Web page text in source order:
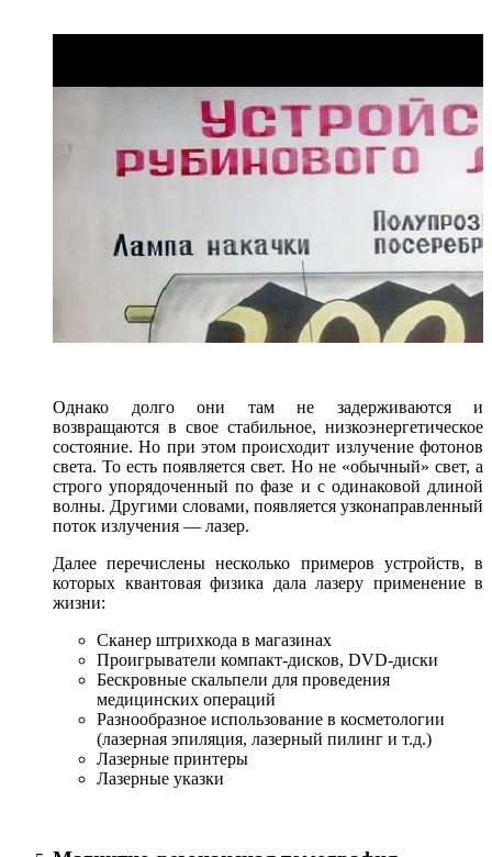
Однако долго они там не задерживаются и
возвращаются в свое стабильное, низкоэнергетическое
состояние. Но при этом происходит излучение фотонов
света. То есть появляется свет. Но не «обычный» свет, а
строго упорядоченный по фазе и с одинаковой длиной
волны. Другими словами, появляется узконаправленный
поток излучения — лазер.
Далее перечислены несколько примеров устройств, в
которых квантовая физика дала лазеру применение в
жизни:
Сканер штрихкода в магазинах
Проигрыватели компакт-дисков, DVD-диски
Бескровные скальпели для проведения
медицинских операций
Разнообразное использование в косметологии
(лазерная эпиляция, лазерный пилинг и т.д.)
Лазерные принтеры
Лазерные указки